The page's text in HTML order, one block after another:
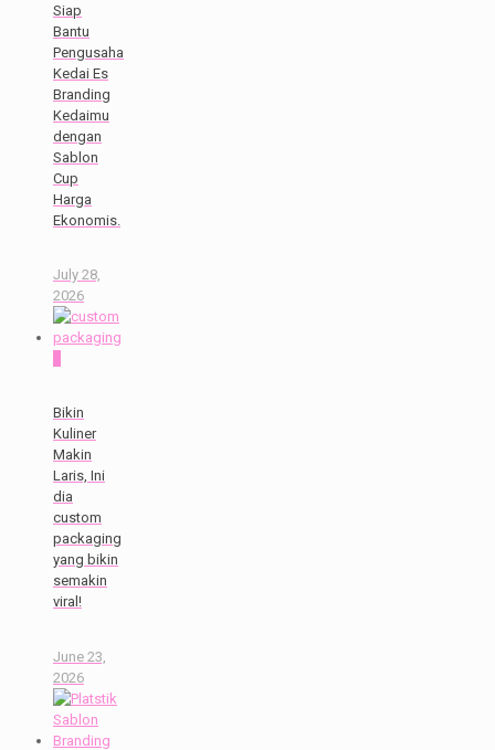
Siap
Bantu
Pengusaha
Kedai Es
Branding
Kedaimu
dengan
Sablon
Cup
Harga
Ekonomis.
July 28,
2026
Bikin
Kuliner
Makin
Laris, Ini
dia
custom
packaging
yang bikin
semakin
viral!
June 23,
2026